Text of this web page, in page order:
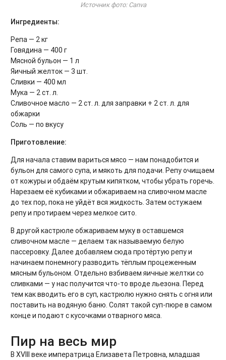
Источник фото: Canva
Ингредиенты:
Репа — 2 кг
Говядина — 400 г
Мясной бульон — 1 л
Яичный желток — 3 шт.
Сливки — 400 мл
Мука — 2 ст. л.
Сливочное масло — 2 ст. л. для заправки + 2 ст. л. для
обжарки
Соль — по вкусу
Приготовление:
Для начала ставим вариться мясо — нам понадобится и
бульон для самого супа, и мякоть для подачи. Репу очищаем
от кожуры и обдаём крутым кипятком, чтобы убрать горечь.
Нарезаем её кубиками и обжариваем на сливочном масле
до тех пор, пока не уйдёт вся жидкость. Затем остужаем
репу и протираем через мелкое сито.
В другой кастрюле обжариваем муку в оставшемся
сливочном масле — делаем так называемую белую
пассеровку. Далее добавляем сюда протёртую репу и
начинаем понемногу разводить тёплым процеженным
мясным бульоном. Отдельно взбиваем яичные желтки со
сливками — у нас получится что-то вроде льезона. Перед
тем как вводить его в суп, кастрюлю нужно снять с огня или
поставить на водяную баню. Солят такой суп-пюре в самом
конце и подают с кусочками отварного мяса.
Пир на весь мир
В XVIII веке императрица Елизавета Петровна, младшая